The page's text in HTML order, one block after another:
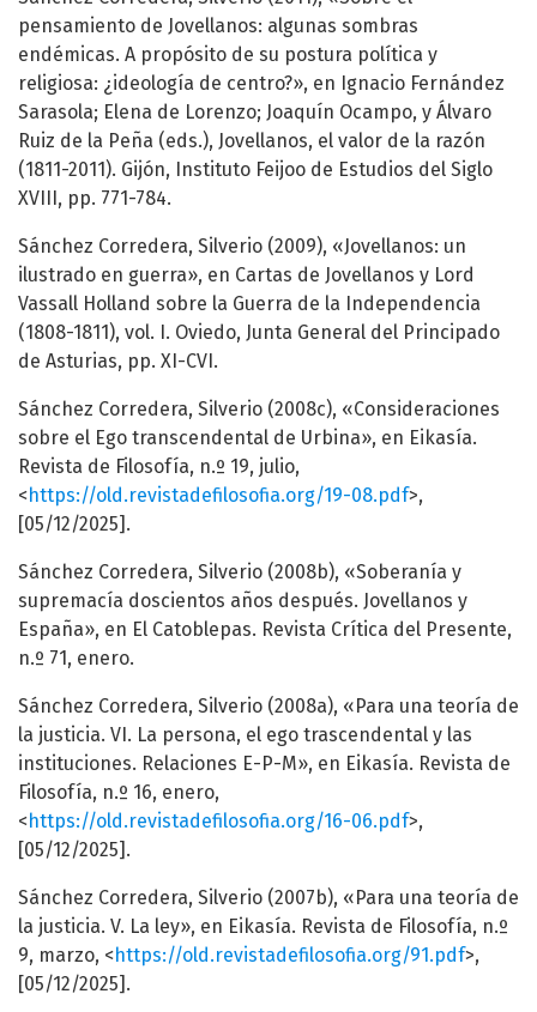
pensamiento de Jovellanos: algunas sombras
endémicas. A propósito de su postura política y
religiosa: ¿ideología de centro?», en Ignacio Fernández
Sarasola; Elena de Lorenzo; Joaquín Ocampo, y Álvaro
Ruiz de la Peña (eds.), Jovellanos, el valor de la razón
(1811-2011). Gijón, Instituto Feijoo de Estudios del Siglo
XVIII, pp. 771-784.
Sánchez Corredera, Silverio (2009), «Jovellanos: un
ilustrado en guerra», en Cartas de Jovellanos y Lord
Vassall Holland sobre la Guerra de la Independencia
(1808-1811), vol. I. Oviedo, Junta General del Principado
de Asturias, pp. XI-CVI.
Sánchez Corredera, Silverio (2008c), «Consideraciones
sobre el Ego transcendental de Urbina», en Eikasía.
Revista de Filosofía, n.º 19, julio,
<https://old.revistadefilosofia.org/19-08.pdf>,
[05/12/2025].
Sánchez Corredera, Silverio (2008b), «Soberanía y
supremacía doscientos años después. Jovellanos y
España», en El Catoblepas. Revista Crítica del Presente,
n.º 71, enero.
Sánchez Corredera, Silverio (2008a), «Para una teoría de
la justicia. VI. La persona, el ego trascendental y las
instituciones. Relaciones E-P-M», en Eikasía. Revista de
Filosofía, n.º 16, enero,
<https://old.revistadefilosofia.org/16-06.pdf>,
[05/12/2025].
Sánchez Corredera, Silverio (2007b), «Para una teoría de
la justicia. V. La ley», en Eikasía. Revista de Filosofía, n.º
9, marzo, <https://old.revistadefilosofia.org/91.pdf>,
[05/12/2025].